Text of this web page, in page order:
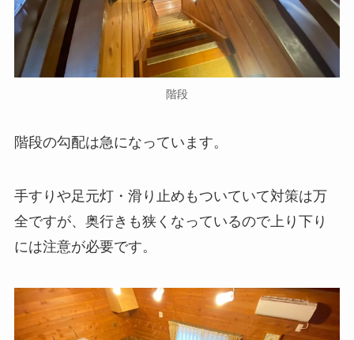
階段
階段の勾配は急になっています。
手すりや足元灯・滑り止めもついていて対策は万
全ですが、奥行きも狭くなっているので上り下り
には注意が必要です。